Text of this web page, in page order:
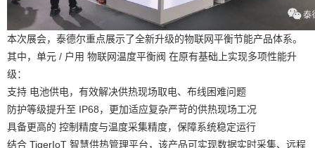
本次展会，泰德尔重点展示了全新升级的物联网平衡节能产品体系。
其中，单元 / 户用 物联网温度平衡阀 在原有基础上实现多项性能升
级：
支持 电池供电，有效解决供热现场取电、布线困难问题
防护等级提升至 IP68，更加适应复杂严苛的供热现场工况
具备更高的 控制精度与温度采集精度，保障系统稳定运行
结合 TigerIoT 智慧供热管理平台，该产品可实现数据实时采集、远程